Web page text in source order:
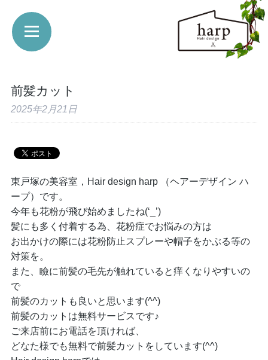
前髪カット
2025年2月21日
東戸塚の美容室，Hair design harp （ヘアーデザイン ハ
ープ）です。
今年も花粉が飛び始めましたね(‘_’)
髪にも多く付着する為、花粉症でお悩みの方は
お出かけの際には花粉防止スプレーや帽子をかぶる等の
対策を。
また、瞼に前髪の毛先が触れていると痒くなりやすいの
で
前髪のカットも良いと思います(^^)
前髪のカットは無料サービスです♪
ご来店前にお電話を頂ければ、
どなた様でも無料で前髪カットをしています(^^)